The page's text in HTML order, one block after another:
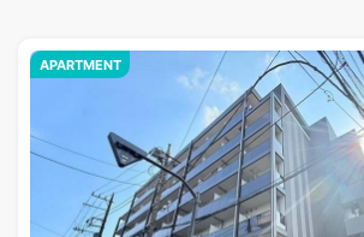
APARTMENT